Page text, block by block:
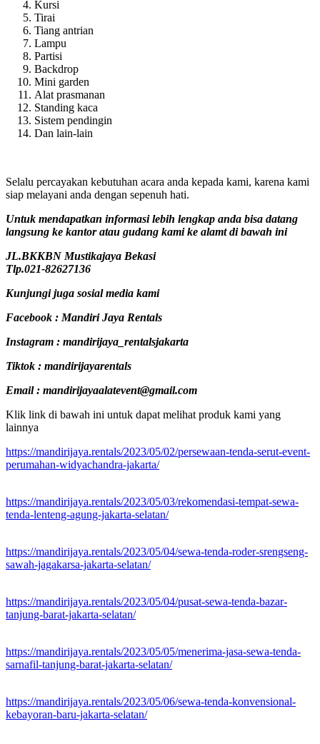
Kursi
Tirai
Tiang antrian
Lampu
Partisi
Backdrop
Mini garden
Alat prasmanan
Standing kaca
Sistem pendingin
Dan lain-lain
Selalu percayakan kebutuhan acara anda kepada kami, karena kami
siap melayani anda dengan sepenuh hati.
Untuk mendapatkan informasi lebih lengkap anda bisa datang
langsung ke kantor atau gudang kami ke alamt di bawah ini
JL.BKKBN Mustikajaya Bekasi
Tlp.021-82627136
Kunjungi juga sosial media kami
Facebook : Mandiri Jaya Rentals
Instagram : mandirijaya_rentalsjakarta
Tiktok : mandirijayarentals
Email : mandirijayaalatevent@gmail.com
Klik link di bawah ini untuk dapat melihat produk kami yang
lainnya
https://mandirijaya.rentals/2023/05/02/persewaan-tenda-serut-event-
perumahan-widyachandra-jakarta/
https://mandirijaya.rentals/2023/05/03/rekomendasi-tempat-sewa-
tenda-lenteng-agung-jakarta-selatan/
https://mandirijaya.rentals/2023/05/04/sewa-tenda-roder-srengseng-
sawah-jagakarsa-jakarta-selatan/
https://mandirijaya.rentals/2023/05/04/pusat-sewa-tenda-bazar-
tanjung-barat-jakarta-selatan/
https://mandirijaya.rentals/2023/05/05/menerima-jasa-sewa-tenda-
sarnafil-tanjung-barat-jakarta-selatan/
https://mandirijaya.rentals/2023/05/06/sewa-tenda-konvensional-
kebayoran-baru-jakarta-selatan/